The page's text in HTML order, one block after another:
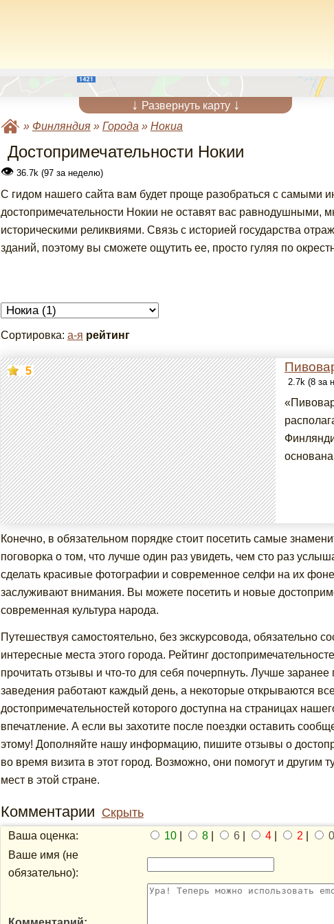
↓ Развернуть карту ↓
» Финляндия» Города » Нокиа
Достопримечательности Нокии
👁36.7k (97 за неделю)
С гидом нашего сайта вам будет проще разобраться с самыми
достопримечательности Нокии не оставят вас равнодушными,
историческими реликвиями. Связь с историей государства
зданий, поэтому вы сможете ощутить ее, просто гуляя по
Сортировка: а-я рейтинг
5
2.7k (8 за
Конечно, в обязательном порядке стоит посетить самые
поговорка о том, что лучше один раз увидеть, чем сто раз
сделать красивые фотографии и современное селфи на их
заслуживают внимания. Вы можете посетить и новые
современная культура народа.
Путешествуя самостоятельно, без экскурсовода, обязательно
интересные места этого города. Рейтинг
прочитать отзывы и что-то для себя почерпнуть. Лучше
заведения работают каждый день, а некоторые открываются
достопримечательностей которого доступна на страницах
впечатление. А если вы захотите после поездки оставить
этому! Дополняйте нашу информацию, пишите отзывы о
во время визита в этот город. Возможно, они помогут и другим
мест в этой стране.
Комментарии Скрыть
Ваша оценка: 10| 8| 6| 4| 2
0
Ваше имя (не
обязательно):